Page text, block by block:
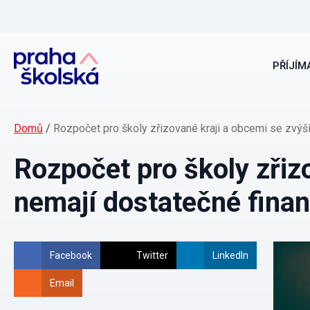
Domů / Rozpočet pro školy zřizované kraji a obcemi se
Rozpočet pro školy
nemají dostatečné
Facebook Twitter LinkedIn
Email